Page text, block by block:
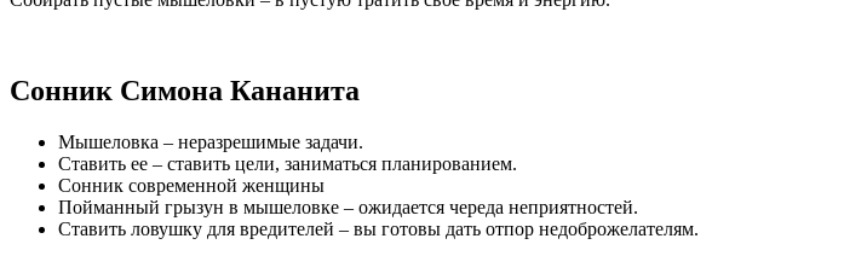
Сонник Симона Кананита
Мышеловка – неразрешимые задачи.
Ставить ее – ставить цели, заниматься планированием.
Сонник современной женщины
Пойманный грызун в мышеловке – ожидается череда неприятностей.
Ставить ловушку для вредителей – вы готовы дать отпор недоброжелателям.